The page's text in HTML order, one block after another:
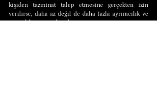
kişiden tazminat talep etmesine gerçekten izin
verilirse, daha az değil de daha fazla ayrımcılık ve
eşitsizlik ortaya çıkacaktır.